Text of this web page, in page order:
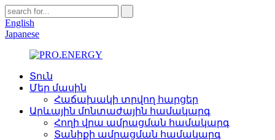
English
Japanese
Տուն
Մեր մասին
Հաճախակի տրվող հարցեր
Արևային մոնտաժային համակարգ
Հողի վրա ամրացման համակարգ
Տանիքի ամրացման համակարգ